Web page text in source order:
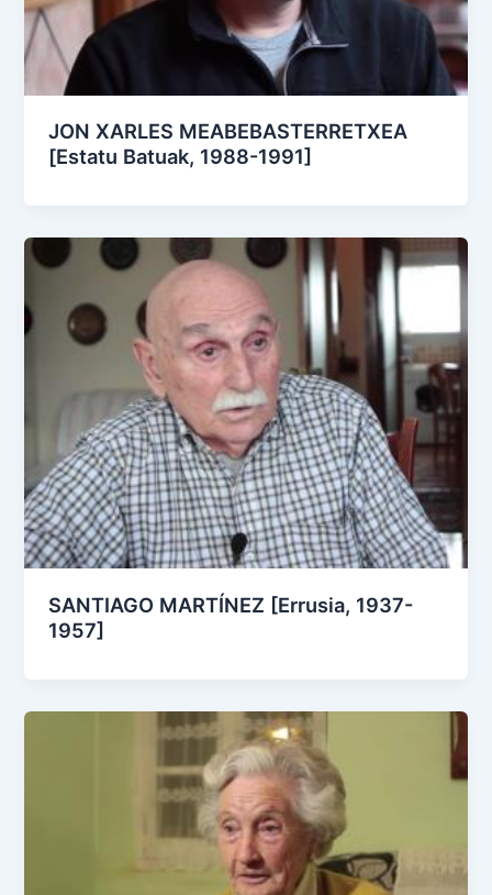
JON XARLES MEABEBASTERRETXEA
[Estatu Batuak, 1988-1991]
SANTIAGO MARTÍNEZ [Errusia, 1937-
1957]